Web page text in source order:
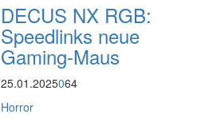
DECUS NX RGB:
Speedlinks neue
Gaming-Maus
25.01.2025064
Horror